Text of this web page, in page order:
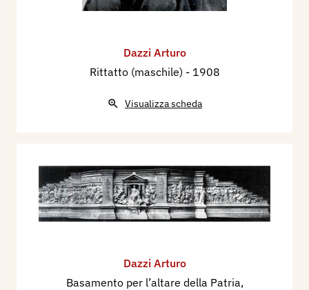
Dazzi Arturo
Rittatto (maschile) - 1908
Visualizza scheda
Dazzi Arturo
Basamento per l’altare della Patria,